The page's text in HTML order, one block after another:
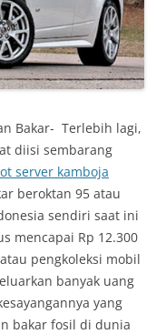
Bakar- Terlebih lagi,
diisi sembarang
server kamboja
beroktan 95 atau
sendiri saat ini
mencapai Rp 12.300
pengkoleksi mobil
banyak uang
yang
bakar fosil di dunia